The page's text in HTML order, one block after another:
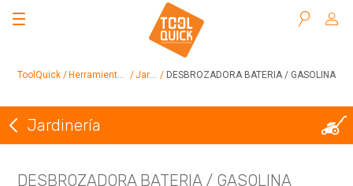
ToolQuick Herramientas en alquiler Jardinería DESBROZADORA BATERIA / GASOLINA
Volver a Jardinería
Jardinería
DESBROZADORA BATERIA / GASOLINA